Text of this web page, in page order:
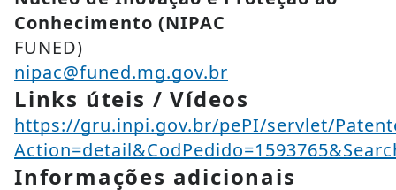
Conhecimento (NIPAC
FUNED)
nipac@funed.mg.gov.br
Links úteis / Vídeos
https://gru.inpi.gov.br/pePI/servlet/
Informações adicionais